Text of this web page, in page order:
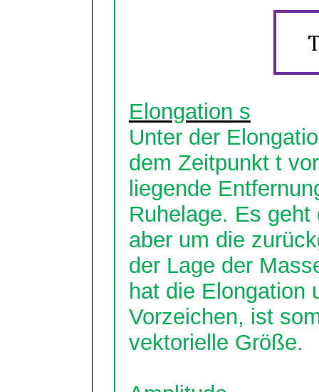
Elongation s
Unter der
dem Zeitpunkt t
liegende
Ruhelage. Es geht
aber um die
der Lage der
hat die Elongation
Vorzeichen, ist
vektorielle Größe.